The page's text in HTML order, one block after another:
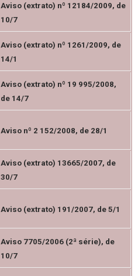
Aviso (extrato) nº 12184/2009, de
10/7
Aviso (extrato) nº 1261/2009, de
14/1
Aviso (extrato) nº 19 995/2008,
de 14/7
Aviso nº 2 152/2008, de 28/1
Aviso (extrato) 13665/2007, de
30/7
Aviso (extrato) 191/2007, de 5/1
Aviso 7705/2006 (2ª série), de
10/7